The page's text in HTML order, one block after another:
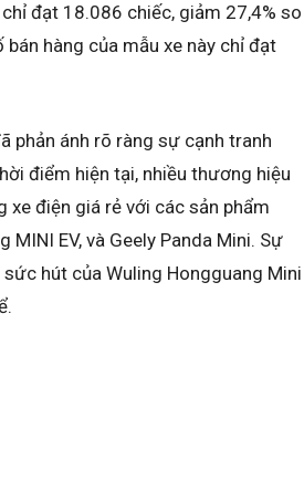
đạt 18.086 chiếc, giảm 27,4% so
hàng của mẫu xe này chỉ đạt
phản ánh rõ ràng sự cạnh tranh
điểm hiện tại, nhiều thương hiệu
xe điện giá rẻ với các sản phẩm
EV, và Geely Panda Mini. Sự
hút của Wuling Hongguang Mini